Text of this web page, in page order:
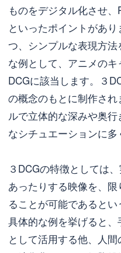
ものをデジタル化させ
といったポイントがあ
つ、シンプルな表現方
な例として、アニメの
DCGに該当します。３
の概念のもとに制作さ
ルで立体的な深みや奥
なシチュエーションに多
３DCGの特徴としては
あったりする映像を、
ることが可能であるとい
具体的な例を挙げると
として活用する他、人